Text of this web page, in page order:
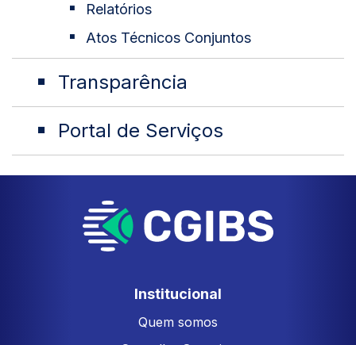
Relatórios
Atos Técnicos Conjuntos
Transparência
Portal de Serviços
Institucional
Quem somos